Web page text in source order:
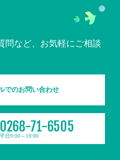
問など、お気軽にご相談
でのお問い合わせ
0268-71-6505
平日9:00～18:00